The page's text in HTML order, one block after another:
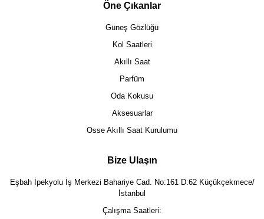
Öne Çıkanlar
Güneş Gözlüğü
Kol Saatleri
Akıllı Saat
Parfüm
Oda Kokusu
Aksesuarlar
Osse Akıllı Saat Kurulumu
Bize Ulaşın
Eşbah İpekyolu İş Merkezi Bahariye Cad. No:161 D:62 Küçükçekmece/
İstanbul
Çalışma Saatleri: